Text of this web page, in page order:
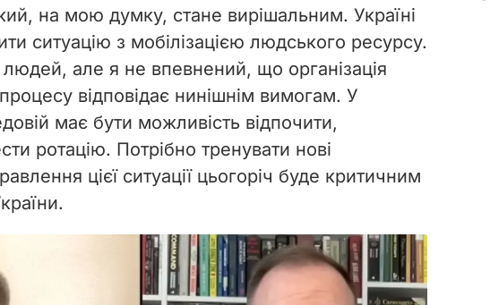
на мою думку, стане вирішальним. Україні
ситуацію з мобілізацією людського ресурсу.
людей, але я не впевнений, що організація
процесу відповідає нинішнім вимогам. У
має бути можливість відпочити,
ротацію. Потрібно тренувати нові
цієї ситуації цьогоріч буде критичним